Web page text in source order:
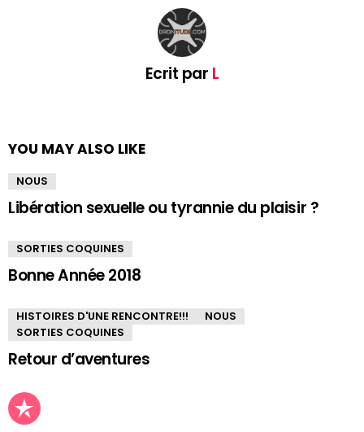
Ecrit par L
YOU MAY ALSO LIKE
NOUS
Libération sexuelle ou tyrannie du plaisir ?
SORTIES COQUINES
Bonne Année 2018
HISTOIRES D'UNE RENCONTRE!!!
NOUS
SORTIES COQUINES
Retour d’aventures